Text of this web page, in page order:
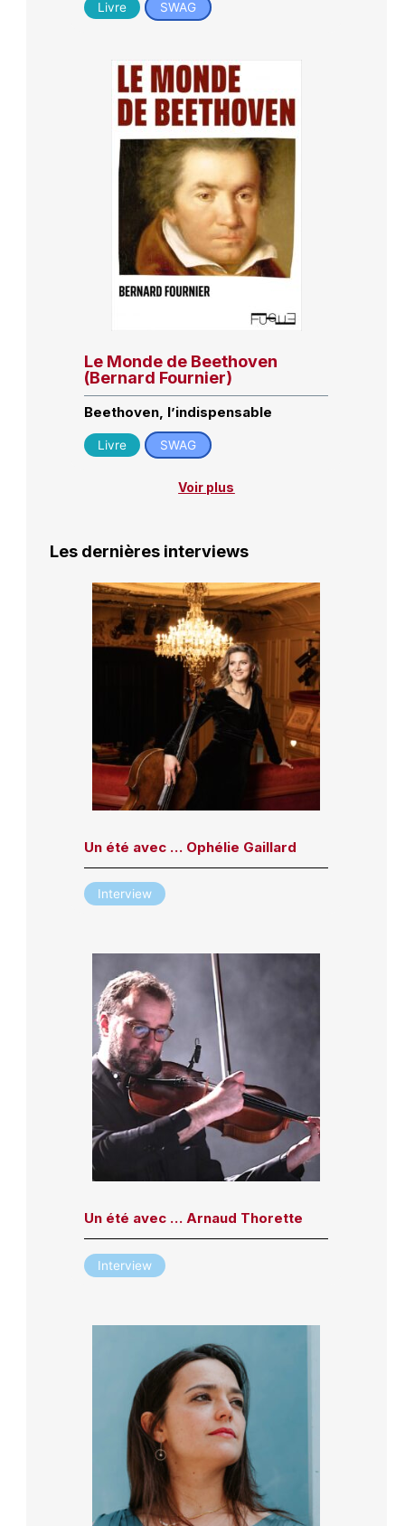
Livre SWAG
Le Monde de Beethoven
(Bernard Fournier)
Beethoven, l’indispensable
Livre SWAG
Voir plus
Les dernières interviews
Un été avec … Ophélie Gaillard
Interview
Un été avec … Arnaud Thorette
Interview